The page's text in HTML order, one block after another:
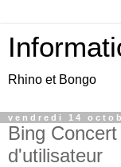
Rhino et Bongo
vendredi 14
Bing
d'utilisateur